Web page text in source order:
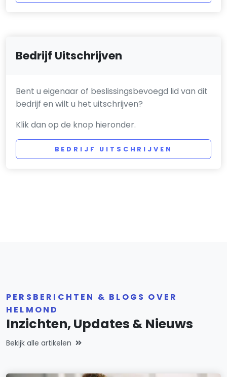
Bedrijf Uitschrijven
Bent u eigenaar of beslissingsbevoegd lid van dit
bedrijf en wilt u het uitschrijven?
Klik dan op de knop hieronder.
BEDRIJF UITSCHRIJVEN
PERSBERICHTEN & BLOGS OVER
HELMOND
Inzichten, Updates & Nieuws
Bekijk alle artikelen